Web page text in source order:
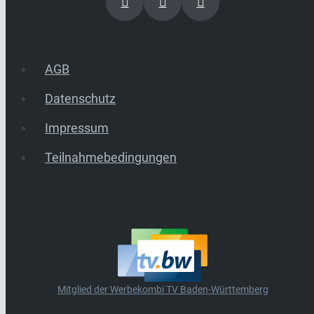
AGB
Datenschutz
Impressum
Teilnahmebedingungen
Mitglied der Werbekombi TV Baden-Württemberg